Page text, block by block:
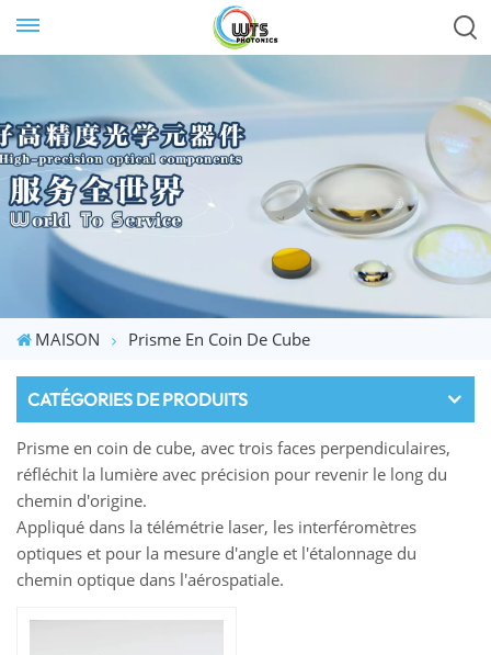
MAISON Prisme En Coin De Cube
CATÉGORIES DE PRODUITS
Prisme en coin de cube, avec trois faces perpendiculaires,
réfléchit la lumière avec précision pour revenir le long du
chemin d'origine.
Appliqué dans la télémétrie laser, les interféromètres
optiques et pour la mesure d'angle et l'étalonnage du
chemin optique dans l'aérospatiale.